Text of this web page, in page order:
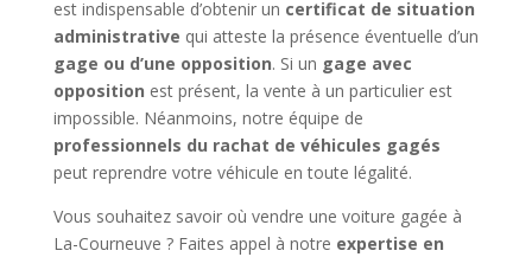
est indispensable d’obtenir un certificat de situation
administrative qui atteste la présence éventuelle d’un
gage ou d’une opposition. Si un gage avec
opposition est présent, la vente à un particulier est
impossible. Néanmoins, notre équipe de
professionnels du rachat de véhicules gagés
peut reprendre votre véhicule en toute légalité.
Vous souhaitez savoir où vendre une voiture gagée à
La-Courneuve ? Faites appel à notre expertise en